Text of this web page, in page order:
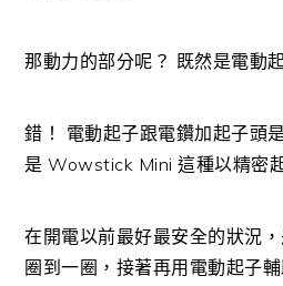
那動力的部分呢？ 既然是電動
錯！ 電動起子跟電鑽加起子頭
是 Wowstick Mini 這種以精密
在開電以前最好最安全的狀況
圈到一圈，接著再用電動起子